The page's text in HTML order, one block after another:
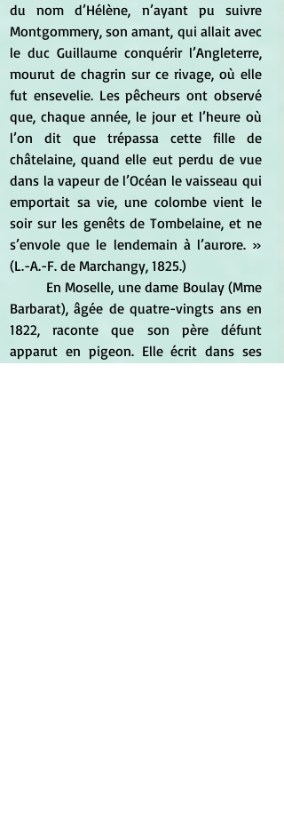
du nom d’Hélène, n’ayant pu suivre
Montgommery, son amant, qui allait avec
le duc Guillaume conquérir l’Angleterre,
mourut de chagrin sur ce rivage, où elle
fut ensevelie. Les pêcheurs ont observé
que, chaque année, le jour et l’heure où
l’on dit que trépassa cette fille de
châtelaine, quand elle eut perdu de vue
dans la vapeur de l’Océan le vaisseau qui
emportait sa vie, une colombe vient le
soir sur les genêts de Tombelaine, et ne
s’envole que le lendemain à l’aurore. »
(L.-A.-F. de Marchangy, 1825.)
Barbarat), âgée de quatre-vingts ans en
1822, raconte que son père défunt
apparut en pigeon. Elle écrit dans ses